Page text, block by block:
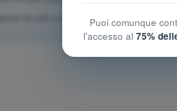
di volo e pianificazione UAS
Puoi comunque
l'accesso al 75%